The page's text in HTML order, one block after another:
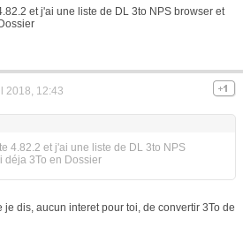
et j'ai une liste de DL 3to NPS browser et
2018, 12:43
4.82.2 et j'ai une liste de DL 3to NPS
déja 3To en Dossier
je dis, aucun interet pour toi, de convertir 3To de